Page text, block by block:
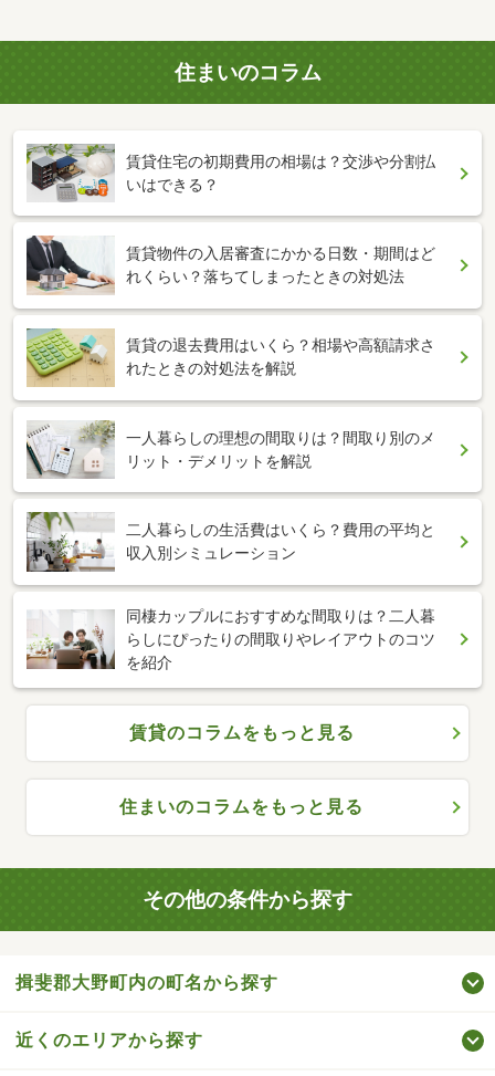
住まいのコラム
賃貸住宅の初期費用の相場は？交渉や分割払
いはできる？
賃貸物件の入居審査にかかる日数・期間はど
れくらい？落ちてしまったときの対処法
賃貸の退去費用はいくら？相場や高額請求さ
れたときの対処法を解説
一人暮らしの理想の間取りは？間取り別のメ
リット・デメリットを解説
二人暮らしの生活費はいくら？費用の平均と
収入別シミュレーション
同棲カップルにおすすめな間取りは？二人暮
らしにぴったりの間取りやレイアウトのコツ
を紹介
賃貸のコラムをもっと見る
住まいのコラムをもっと見る
その他の条件から探す
揖斐郡大野町内の町名から探す
近くのエリアから探す